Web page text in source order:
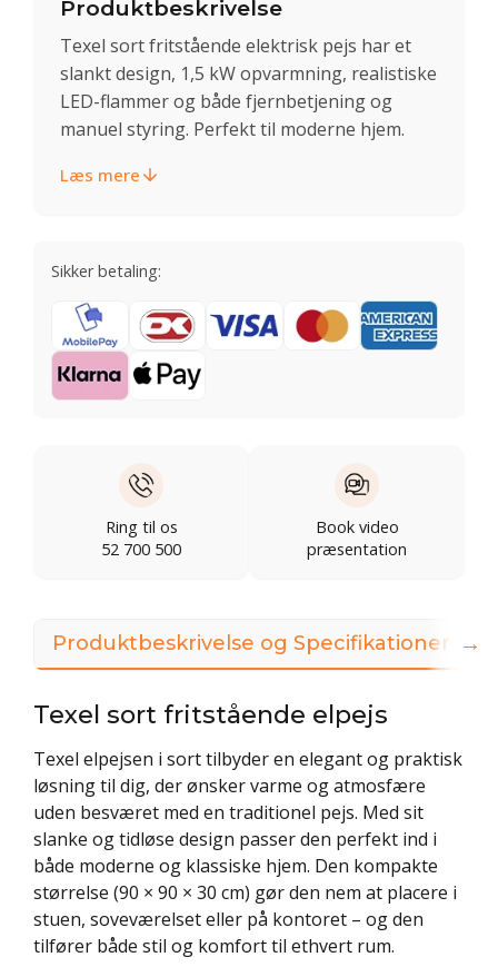
Produktbeskrivelse
Texel sort fritstående elektrisk pejs har et
slankt design, 1,5 kW opvarmning, realistiske
LED-flammer og både fjernbetjening og
manuel styring. Perfekt til moderne hjem.
Læs mere
Sikker betaling:
Ring til os
52 700 500
Book video
præsentation
Produktbeskrivelse og Specifikationer
Texel sort fritstående elpejs
Texel elpejsen i sort tilbyder en elegant og praktisk
løsning til dig, der ønsker varme og atmosfære
uden besværet med en traditionel pejs. Med sit
slanke og tidløse design passer den perfekt ind i
både moderne og klassiske hjem. Den kompakte
størrelse (90 × 90 × 30 cm) gør den nem at placere i
stuen, soveværelset eller på kontoret – og den
tilfører både stil og komfort til ethvert rum.
→